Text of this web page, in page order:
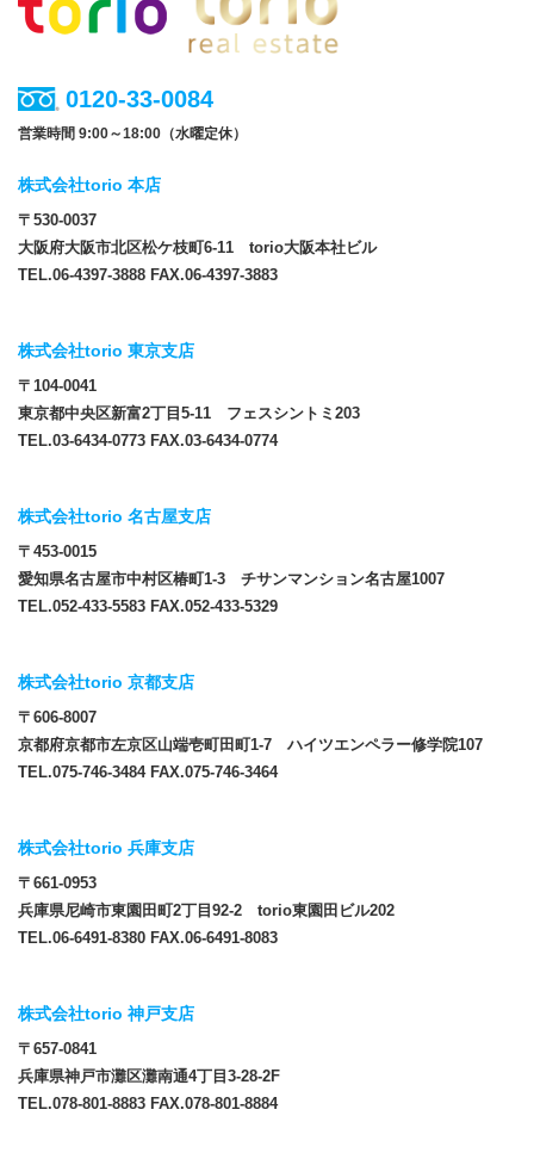
0120-33-0084
営業時間 9:00～18:00（水曜定休）
株式会社torio 本店
〒530-0037
大阪府大阪市北区松ケ枝町6-11 torio大阪本社ビル
TEL.06-4397-3888 FAX.06-4397-3883
株式会社torio 東京支店
〒104-0041
東京都中央区新富2丁目5-11 フェスシントミ203
TEL.03-6434-0773 FAX.03-6434-0774
株式会社torio 名古屋支店
〒453-0015
愛知県名古屋市中村区椿町1-3 チサンマンション名古屋1007
TEL.052-433-5583 FAX.052-433-5329
株式会社torio 京都支店
〒606-8007
京都府京都市左京区山端壱町田町1-7 ハイツエンペラー修学院107
TEL.075-746-3484 FAX.075-746-3464
株式会社torio 兵庫支店
〒661-0953
兵庫県尼崎市東園田町2丁目92-2 torio東園田ビル202
TEL.06-6491-8380 FAX.06-6491-8083
株式会社torio 神戸支店
〒657-0841
兵庫県神戸市灘区灘南通4丁目3-28-2F
TEL.078-801-8883 FAX.078-801-8884